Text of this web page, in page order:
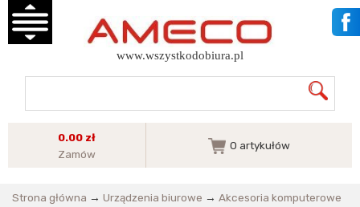
www.wszystkodobiura.pl
0.00 zł
Zamów
0 artykułów
Strona główna → Urządzenia biurowe → Akcesoria komputerowe